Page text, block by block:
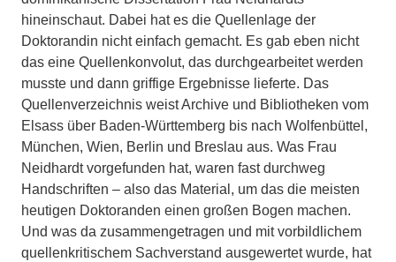
hineinschaut. Dabei hat es die Quellenlage der
Doktorandin nicht einfach gemacht. Es gab eben nicht
das eine Quellenkonvolut, das durchgearbeitet werden
musste und dann griffige Ergebnisse lieferte. Das
Quellenverzeichnis weist Archive und Bibliotheken vom
Elsass über Baden-Württemberg bis nach Wolfenbüttel,
München, Wien, Berlin und Breslau aus. Was Frau
Neidhardt vorgefunden hat, waren fast durchweg
Handschriften – also das Material, um das die meisten
heutigen Doktoranden einen großen Bogen machen.
Und was da zusammengetragen und mit vorbildlichem
quellenkritischem Sachverstand ausgewertet wurde, hat